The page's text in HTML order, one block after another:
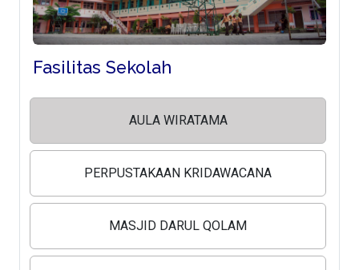
Fasilitas Sekolah
AULA WIRATAMA
PERPUSTAKAAN KRIDAWACANA
MASJID DARUL QOLAM